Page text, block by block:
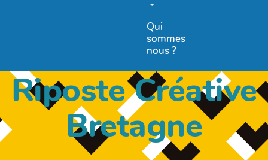
Qui
sommes
nous ?
Riposte Créative
Bretagne